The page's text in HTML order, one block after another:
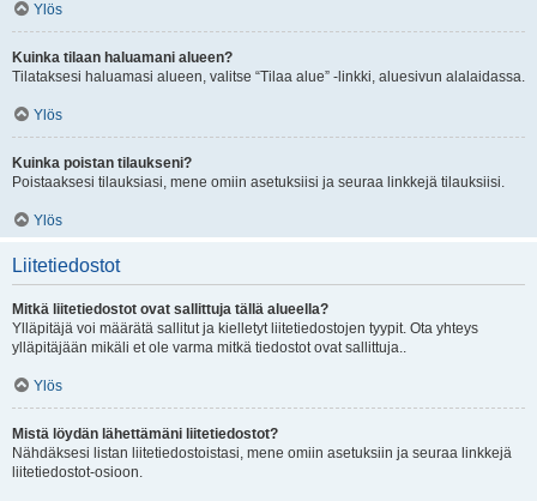
Ylös
Kuinka tilaan haluamani alueen?
Tilataksesi haluamasi alueen, valitse “Tilaa alue” -linkki, aluesivun alalaidassa.
Ylös
Kuinka poistan tilaukseni?
Poistaaksesi tilauksiasi, mene omiin asetuksiisi ja seuraa linkkejä tilauksiisi.
Ylös
Liitetiedostot
Mitkä liitetiedostot ovat sallittuja tällä alueella?
Ylläpitäjä voi määrätä sallitut ja kielletyt liitetiedostojen tyypit. Ota yhteys
ylläpitäjään mikäli et ole varma mitkä tiedostot ovat sallittuja..
Ylös
Mistä löydän lähettämäni liitetiedostot?
Nähdäksesi listan liitetiedostoistasi, mene omiin asetuksiin ja seuraa linkkejä
liitetiedostot-osioon.